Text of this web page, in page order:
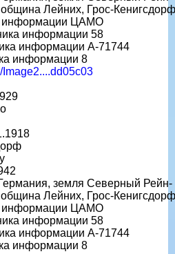
община Лейних, Грос-Кенигсдорф
информации ЦАМО
информации 58
информации A-71744
информации 8
земля Северный Рейн-
община Лейних, Грос-Кенигсдорф
информации ЦАМО
информации 58
информации A-71744
информации 8